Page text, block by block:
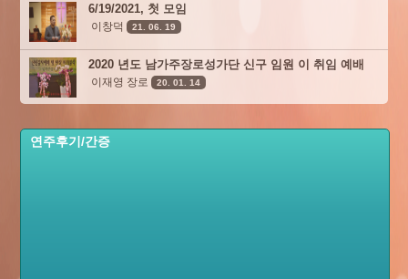
6/19/2021, 첫 모임
이창덕 21. 06. 19
2020 년도 남가주장로성가단 신구 임원 이 취임 예배
이재영 장로 20. 01. 14
연주후기/간증